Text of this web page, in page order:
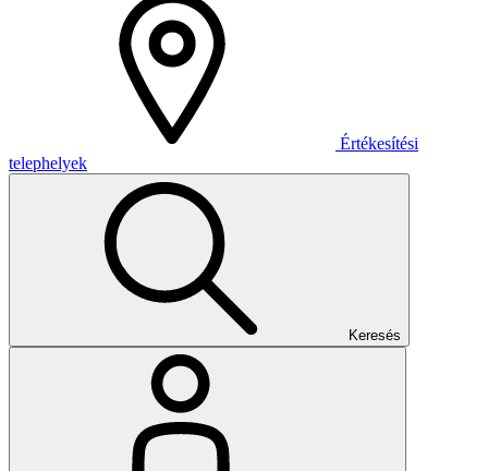
Értékesítési
telephelyek
Keresés